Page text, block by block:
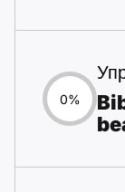
0%